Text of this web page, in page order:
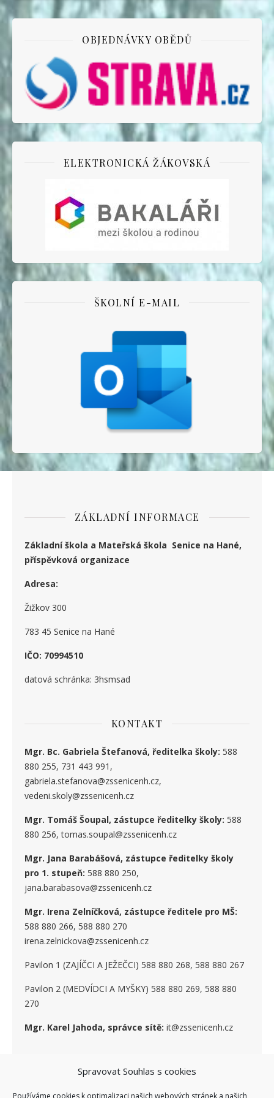
Spravovat Souhlas s cookies
Používáme cookies k optimalizaci našich webových stránek a našich
OBJEDNÁVKY OBĚDŮ
ELEKTRONICKÁ ŽÁKOVSKÁ
ŠKOLNÍ E-MAIL
ZÁKLADNÍ INFORMACE
Základní škola a Mateřská škola Senice na Hané,
příspěvková organizace
Adresa:
Žižkov 300
783 45 Senice na Hané
IČO: 70994510
datová schránka: 3hsmsad
KONTAKT
Mgr. Bc. Gabriela Štefanová, ředitelka školy: 588
880 255, 731 443 991,
gabriela.stefanova@zssenicenh.cz,
vedeni.skoly@zssenicenh.cz
Mgr. Tomáš Šoupal, zástupce ředitelky školy: 588
880 256, tomas.soupal@zssenicenh.cz
Mgr. Jana Barabášová, zástupce ředitelky školy
pro 1. stupeň: 588 880 250,
jana.barabasova@zssenicenh.cz
Mgr. Irena Zelníčková, zástupce ředitele pro MŠ:
588 880 266, 588 880 270
irena.zelnickova@zssenicenh.cz
Pavilon 1 (ZAJÍČCI A JEŽEČCI) 588 880 268, 588 880 267
Pavilon 2 (MEDVÍDCI A MYŠKY) 588 880 269, 588 880
270
Mgr. Karel Jahoda, správce sítě: it@zssenicenh.cz
SOCIÁLNÍ SÍTĚ